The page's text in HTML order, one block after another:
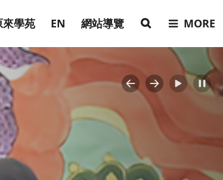
來學苑 EN 網站導覽 MORE
PreviousNext